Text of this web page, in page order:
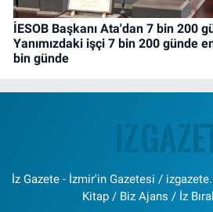
İESOB Başkanı Ata'dan 7 bin 200
Yanımızdaki işçi 7 bin 200 günde
bin günde
İz Gazete - İzmir'in Gazetesi /
Kitap / Biz Ajans / İz